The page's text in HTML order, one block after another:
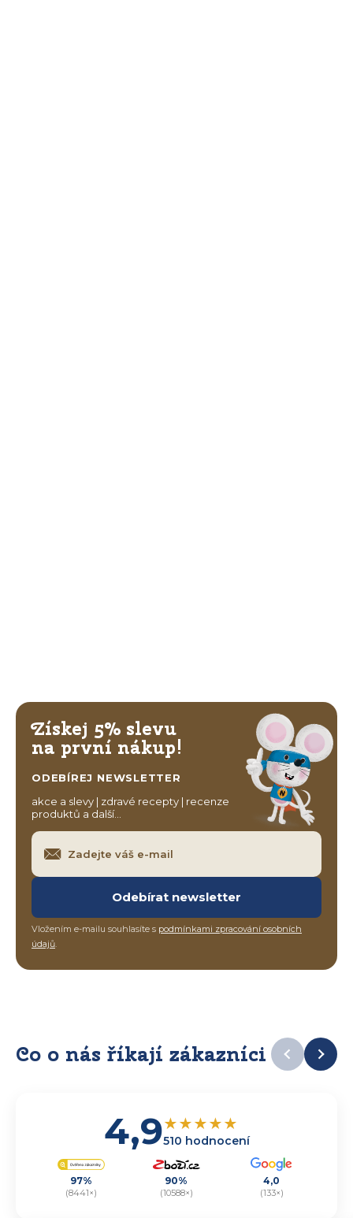
Získej 5% slevu
na první nákup!
ODEBÍREJ NEWSLETTER
akce a slevy | zdravé recepty | recenze
produktů a další…
Odebírat newsletter
Vložením e-mailu souhlasíte s podmínkami zpracování osobních
údajů.
Co o nás říkají zákazníci
4,9★★★★★
510 hodnocení
97%
(8441×)
90%
(10588×)
4,0
(133×)